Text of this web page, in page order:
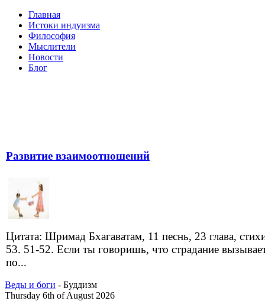
Главная
Истоки индуизма
Философия
Мыслители
Новости
Блог
Развитие взаимоотношений
Цитата: Шримад Бхагаватам, 11 песнь, 23 глава,
53. 51-52. Если ты говоришь, что страдание
по...
Веды и боги - Буддизм
Thursday 6th of August 2026